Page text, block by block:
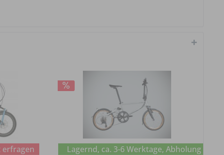
erfragen Lagernd, ca. 3-6 Werktage, Abholung im